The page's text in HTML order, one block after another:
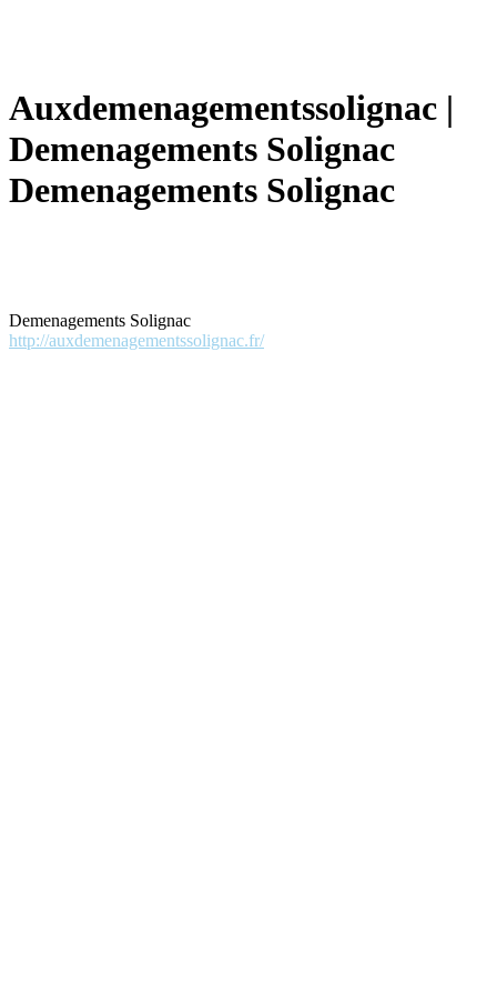
Aux­demenagements­so­lig­nac |
Demenage­ments Solignac
Demenage­ments Solignac
Demenagements Solignac
http://auxdemenagementssolignac.fr/